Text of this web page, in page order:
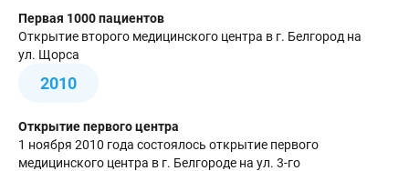
Первая 1000 пациентов
Открытие второго медицинского центра в г. Белгород на
ул. Щорса
2010
Открытие первого центра
1 ноября 2010 года состоялось открытие первого
медицинского центра в г. Белгороде на ул. 3-го